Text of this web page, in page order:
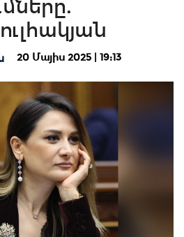
20 Մայիս 2025 | 19:13